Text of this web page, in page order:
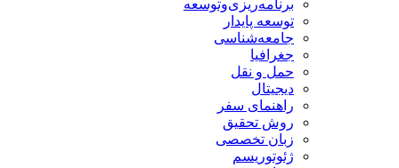
برنامه‌ریزی‌وتوسعه
توسعه پایدار
جامعه‌شناسی
جغرافیا
حمل و نقل
دیجیتال
راهنمای سفر
روش تحقیق
زبان تخصصی
ژئوتوریسم